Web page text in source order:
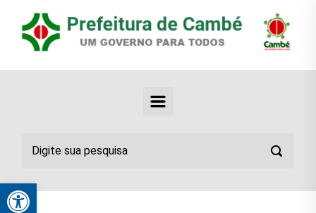
Abrir a barra de ferramentas